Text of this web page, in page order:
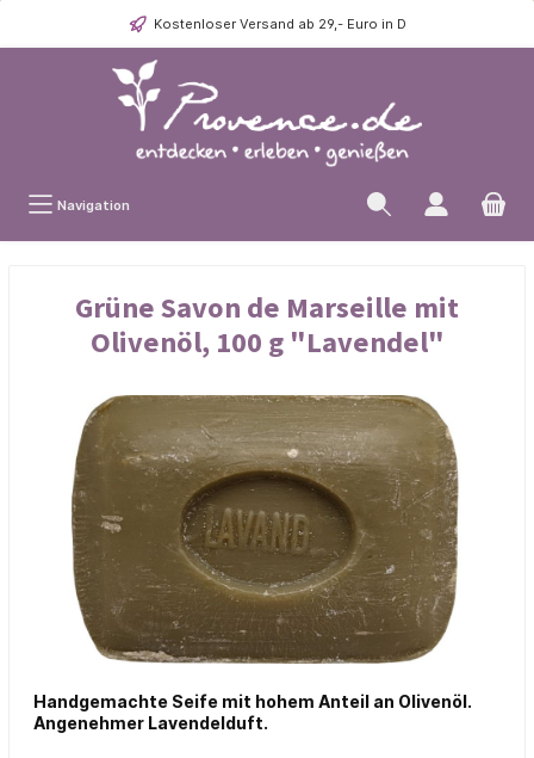
Kostenloser Versand ab 29,- Euro in D
Navigation
Grüne Savon de Marseille mit
Olivenöl, 100 g "Lavendel"
Handgemachte Seife mit hohem Anteil an Olivenöl.
Angenehmer Lavendelduft.